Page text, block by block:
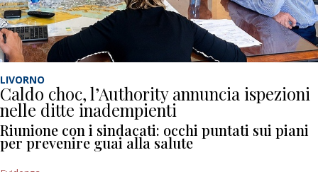
LIVORNO
Caldo choc, l’Authority annuncia ispezioni
nelle ditte inadempienti
Riunione con i sindacati: occhi puntati sui piani
per prevenire guai alla salute